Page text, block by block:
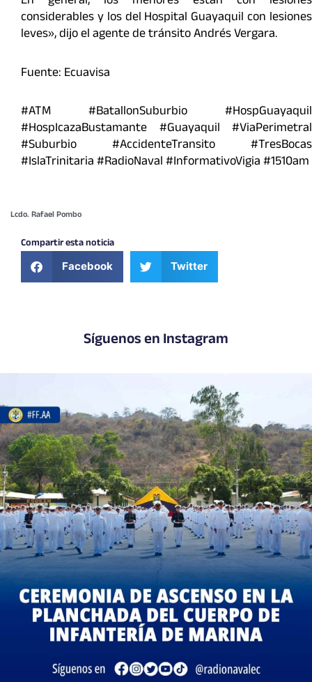
considerables y los del Hospital Guayaquil con lesiones
leves», dijo el agente de tránsito Andrés Vergara.
Fuente: Ecuavisa
#ATM #BatallonSuburbio #HospGuayaquil
#HospIcazaBustamante #Guayaquil #ViaPerimetral
#Suburbio #AccidenteTransito #TresBocas
#IslaTrinitaria #RadioNaval #InformativoVigia #1510am
Lcdo. Rafael Pombo
Compartir esta noticia
Facebook Twitter
Síguenos en Instagram